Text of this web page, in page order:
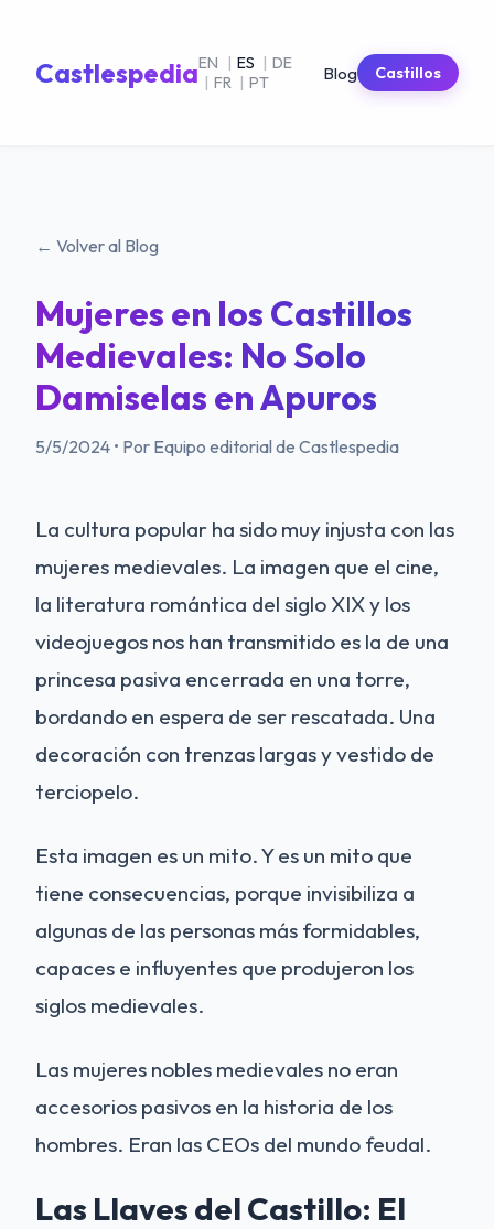
CastlespediaEN | ES | DE
| FR | PT Blog Castillos
← Volver al Blog
Mujeres en los Castillos
Medievales: No Solo
Damiselas en Apuros
5/5/2024 • Por Equipo editorial de Castlespedia
La cultura popular ha sido muy injusta con las
mujeres medievales. La imagen que el cine,
la literatura romántica del siglo XIX y los
videojuegos nos han transmitido es la de una
princesa pasiva encerrada en una torre,
bordando en espera de ser rescatada. Una
decoración con trenzas largas y vestido de
terciopelo.
Esta imagen es un mito. Y es un mito que
tiene consecuencias, porque invisibiliza a
algunas de las personas más formidables,
capaces e influyentes que produjeron los
siglos medievales.
Las mujeres nobles medievales no eran
accesorios pasivos en la historia de los
hombres. Eran las CEOs del mundo feudal.
Las Llaves del Castillo: El